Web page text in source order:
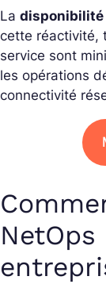
La disponibilité
cette réactivité,
service sont
les opérations
connectivité
NetOps